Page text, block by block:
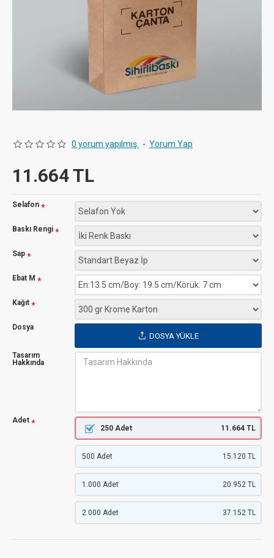
0 yorum yapılmış. - Yorum Yap
11.664 TL
Selafon
Baskı Rengi
Sap
Ebat M
Kağıt
Dosya
DOSYA YÜKLE
Tasarım
Hakkında
Adet
250 Adet
11.664 TL
500 Adet 15.120 TL
1.000 Adet 20.952 TL
2.000 Adet 37.152 TL